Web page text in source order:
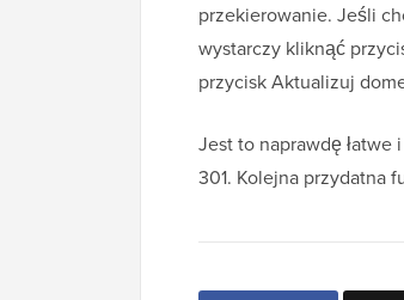
przekierowanie. Jeśli
wystarczy kliknąć
przycisk Aktualizuj
Jest to naprawdę
301. Kolejna przydatna